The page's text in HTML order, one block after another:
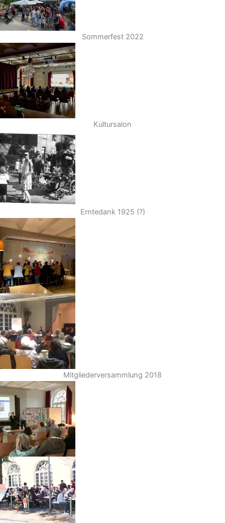
Sommerfest 2022
Kultursalon
Erntedank 1925 (?)
Mitgliederversammlung 2018